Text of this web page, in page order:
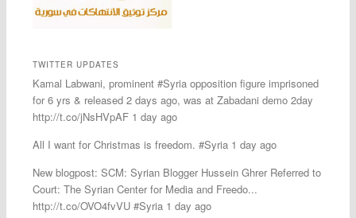
TWITTER UPDATES
Kamal Labwani, prominent #Syria opposition figure imprisoned
for 6 yrs & released 2 days ago, was at Zabadani demo 2day
http://t.co/jNsHVpAF 1 day ago
All I want for Christmas is freedom. #Syria 1 day ago
New blogpost: SCM: Syrian Blogger Hussein Ghrer Referred to
Court: The Syrian Center for Media and Freedo...
http://t.co/OVO4fvVU #Syria 1 day ago